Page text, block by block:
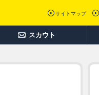
サイトマップ
スカウト